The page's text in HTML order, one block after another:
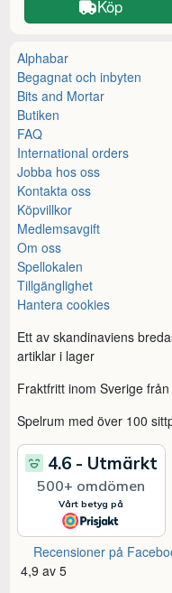
Köp
Alphabar
Begagnat och inbyten
Bits and Mortar
Butiken
FAQ
International orders
Jobba hos oss
Kontakta oss
Köpvillkor
Medlemsavgift
Om oss
Spellokalen
Tillgänglighet
Hantera cookies
Ett av skandinaviens
artiklar i lager
Fraktfritt inom Sverige
Spelrum med över 100
Recensioner på
4,9 av 5